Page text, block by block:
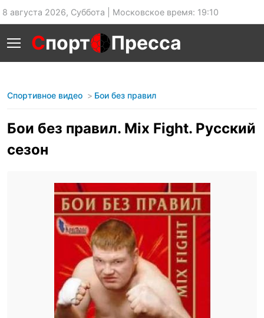
8 августа 2026, Суббота | Московское время: 19:10
Спорт Пресса
Спортивное видео Бои без правил
Бои без правил. Mix Fight. Русский
сезон